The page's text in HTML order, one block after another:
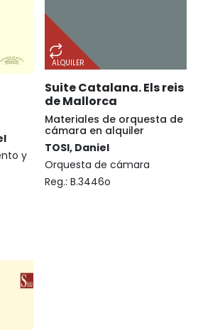
y
ALQUILER
Suite Catalana. Els reis
de Mallorca
Materiales de orquesta de
cámara en alquiler
TOSI, Daniel
Orquesta de cámara
Reg.: B.3446o